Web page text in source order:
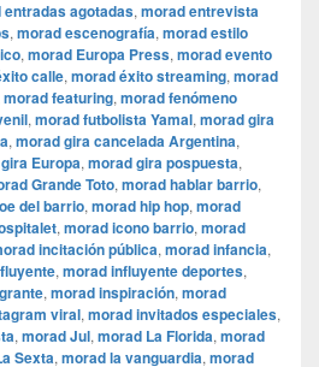
entradas agotadas, morad entrevista
, morad escenografía, morad estilo
, morad Europa Press, morad evento
calle, morad éxito streaming, morad
morad featuring, morad fenómeno
, morad futbolista Yamal, morad gira
, morad gira cancelada Argentina,
Europa, morad gira pospuesta,
Grande Toto, morad hablar barrio,
del barrio, morad hip hop, morad
, morad icono barrio, morad
incitación pública, morad infancia,
, morad influyente deportes,
, morad inspiración, morad
viral, morad invitados especiales,
, morad Jul, morad La Florida, morad
Sexta, morad la vanguardia, morad